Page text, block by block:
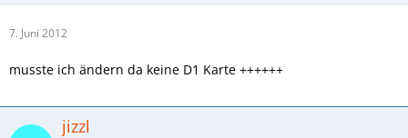
7. Juni 2012
musste ich ändern da keine D1 Karte ++++++
jizzl